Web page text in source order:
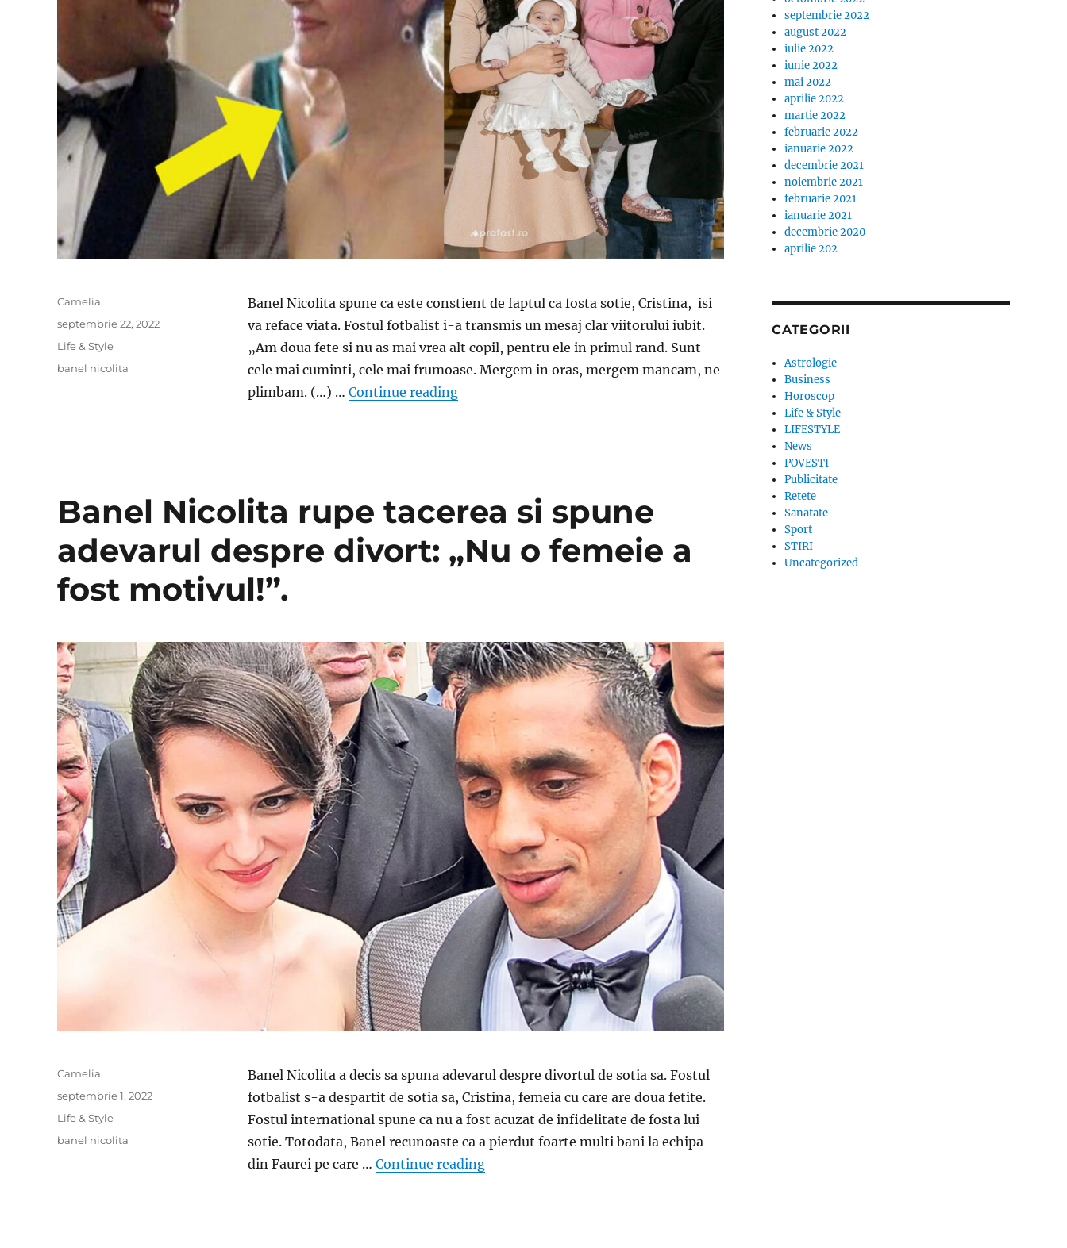
Banel Nicolita spune ca este constient de faptul ca fosta sotie, Cristina, isi
va reface viata. Fostul fotbalist i-a transmis un mesaj clar viitorului iubit.
„Am doua fete si nu as mai vrea alt copil, pentru ele in primul rand. Sunt
cele mai cuminti, cele mai frumoase. Mergem in oras, mergem mancam, ne
plimbam. (…) … Continue reading„Banel Nicolita, mesaj dur pentru viitorul iubit al fostei sotii: „Nu are voie nimeni sa…””
Author
Camelia
Posted
on
septembrie 22, 2022
Categories
Life & Style
Tags
banel nicolita
Banel Nicolita rupe tacerea si spune
adevarul despre divort: „Nu o femeie a
fost motivul!”.
Banel Nicolita a decis sa spuna adevarul despre divortul de sotia sa. Fostul
fotbalist s-a despartit de sotia sa, Cristina, femeia cu care are doua fetite.
Fostul international spune ca nu a fost acuzat de infidelitate de fosta lui
sotie. Totodata, Banel recunoaste ca a pierdut foarte multi bani la echipa
din Faurei pe care … Continue reading„Banel Nicolita rupe tacerea si spune adevarul despre divort: „Nu o femeie a fost motivul!”.”
Author
Camelia
Posted
on
septembrie 1, 2022
Categories
Life & Style
Tags
banel nicolita
septembrie 2022
august 2022
iulie 2022
iunie 2022
mai 2022
aprilie 2022
martie 2022
februarie 2022
ianuarie 2022
decembrie 2021
noiembrie 2021
februarie 2021
ianuarie 2021
decembrie 2020
aprilie 202
CATEGORII
Astrologie
Business
Horoscop
Life & Style
LIFESTYLE
News
POVESTI
Publicitate
Retete
Sanatate
Sport
STIRI
Uncategorized